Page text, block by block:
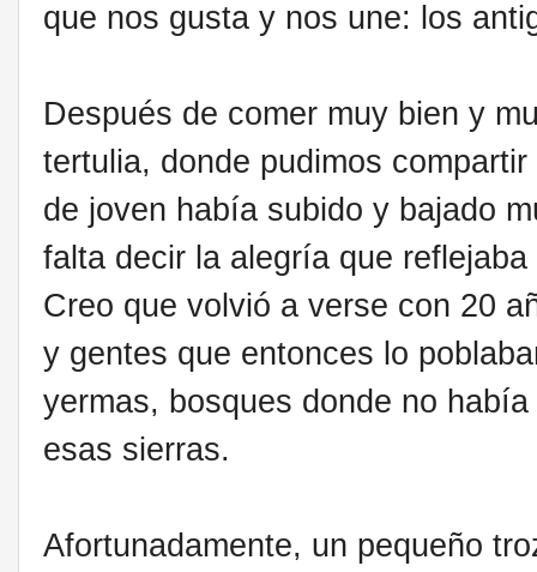
que nos gusta y nos une: los
Después de comer muy bien y
tertulia, donde pudimos
de joven había subido y bajado
falta decir la alegría que
Creo que volvió a verse con 20
y gentes que entonces lo
yermas, bosques donde no
esas sierras.
Afortunadamente, un pequeño